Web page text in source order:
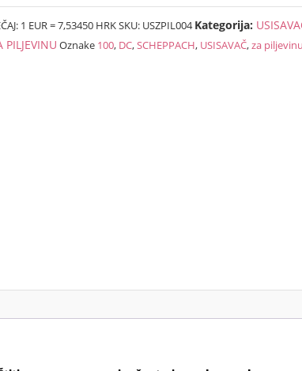
(1,800.75
kn).
kn).
1 EUR = 7,53450 HRKSKU: USZPIL004Kategorija:
PILJEVINU Oznake 100, DC,SCHEPPACH, USISAVAČ,za piljevinu